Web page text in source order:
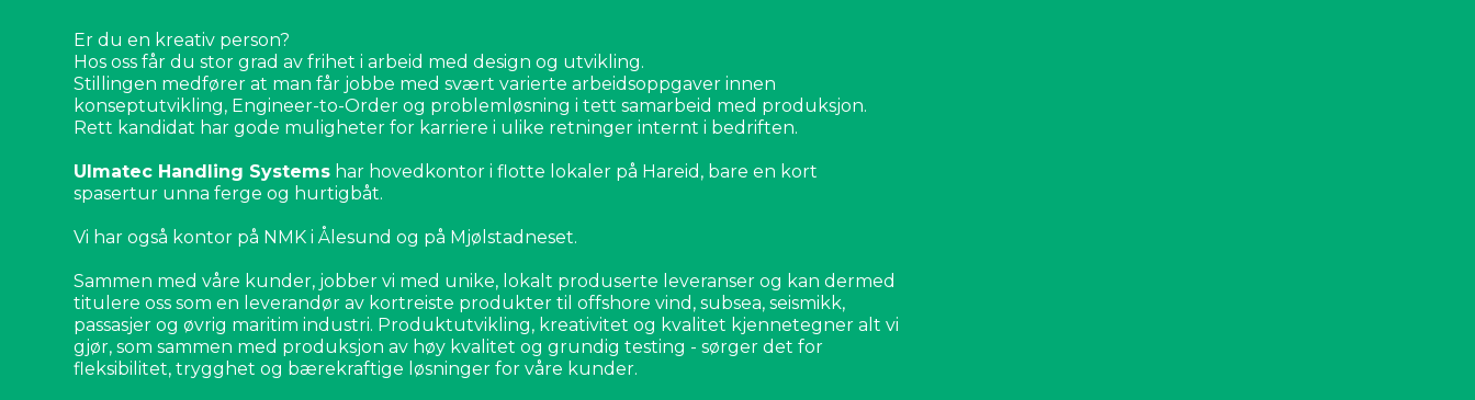
Er du en kreativ person?
Hos oss får du stor grad av frihet i arbeid med design og utvikling.
Stillingen medfører at man får jobbe med svært varierte arbeidsoppgaver innen
konseptutvikling, Engineer-to-Order og problemløsning i tett samarbeid med produksjon.
Rett kandidat har gode muligheter for karriere i ulike retninger internt i bedriften.
Ulmatec Handling Systems har hovedkontor i flotte lokaler på Hareid, bare en kort
spasertur unna ferge og hurtigbåt.
Vi har også kontor på NMK i Ålesund og på Mjølstadneset.
Sammen med våre kunder, jobber vi med unike, lokalt produserte leveranser og kan dermed
titulere oss som en leverandør av kortreiste produkter til offshore vind, subsea, seismikk,
passasjer og øvrig maritim industri. Produktutvikling, kreativitet og kvalitet kjennetegner alt vi
gjør, som sammen med produksjon av høy kvalitet og grundig testing - sørger det for
fleksibilitet, trygghet og bærekraftige løsninger for våre kunder.